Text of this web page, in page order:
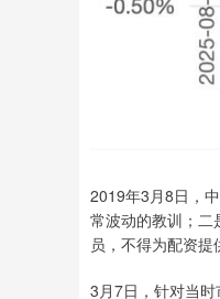
2019年3月8日，
常波动的教训；二
员，不得为配资
3月7日，针对当